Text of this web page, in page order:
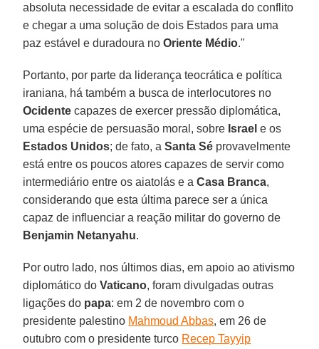
absoluta necessidade de evitar a escalada do conflito
e chegar a uma solução de dois Estados para uma
paz estável e duradoura noOriente Médio."
Portanto, por parte da liderança teocrática e política
iraniana, há também a busca de interlocutores no
Ocidente capazes de exercer pressão diplomática,
uma espécie de persuasão moral, sobre Israel e os
Estados Unidos; de fato, aSanta Sé provavelmente
está entre os poucos atores capazes de servir como
intermediário entre os aiatolás e aCasa Branca,
considerando que esta última parece ser a única
capaz de influenciar a reação militar do governo de
Benjamin Netanyahu.
Por outro lado, nos últimos dias, em apoio ao ativismo
diplomático doVaticano, foram divulgadas outras
ligações do papa: em 2 de novembro com o
presidente palestino Mahmoud Abbas, em 26 de
outubro com o presidente turco Recep Tayyip